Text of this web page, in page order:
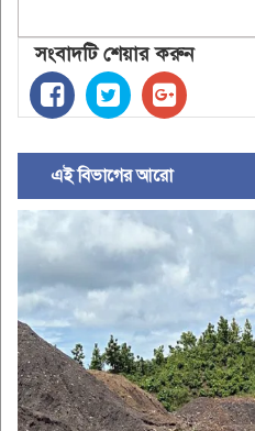
সংবাদটি শেয়ার করুন
এই বিভাগের আরো